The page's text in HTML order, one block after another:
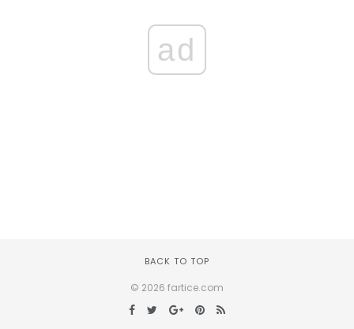
ad
BACK TO TOP
© 2026 fartice.com